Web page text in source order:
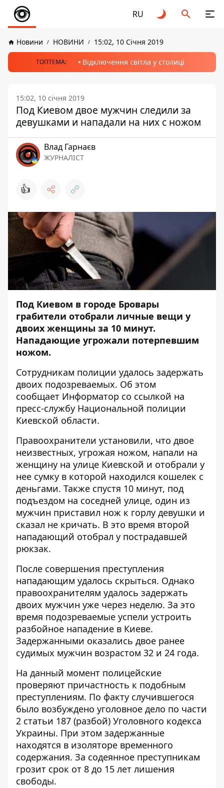
RU
Новини НОВИНИ 15:02, 10 Січня 2019
ТОПТЕМА: Відключення світла у столиці
15:02, 10 січня 2019
Под Киевом двое мужчин следили за
девушками и нападали на них с ножом
Влад Гарнаєв
ЖУРНАЛІСТ
👍
Под Киевом в городе Бровары
грабители отобрали личные вещи у
двоих женщины за 10 минут.
Нападающие угрожали потерпевшим
ножом.
Сотрудникам полиции удалось задержать
двоих подозреваемых. Об этом
сообщает Информатор со ссылкой на
пресс-службу Национальной полиции
Киевской области.
Правоохранители установили, что двое
неизвестных, угрожая ножом, напали на
женщину на улице Киевской и отобрали у
нее сумку в которой находился кошелек с
деньгами. Также спустя 10 минут, под
подъездом на соседней улице, один из
мужчин приставил нож к горлу девушки и
сказал не кричать. В это время второй
нападающий отобрал у пострадавшей
рюкзак.
После совершения преступления
нападающим удалось скрыться. Однако
правоохранителям удалось задержать
двоих мужчин уже через неделю. За это
время подозреваемые успели устроить
разбойное нападение в Киеве.
Задержанными оказались двое ранее
судимых мужчин возрастом 32 и 24 года.
На данный момент полицейские
проверяют причастность к подобным
преступлениям. По факту случившегося
было возбуждено уголовное дело по части
2 статьи 187 (разбой) Уголовного кодекса
Украины. При этом задержанные
находятся в изоляторе временного
содержания. За содеянное преступникам
грозит срок от 8 до 15 лет лишения
свободы.